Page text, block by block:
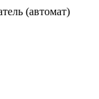
(автомат)